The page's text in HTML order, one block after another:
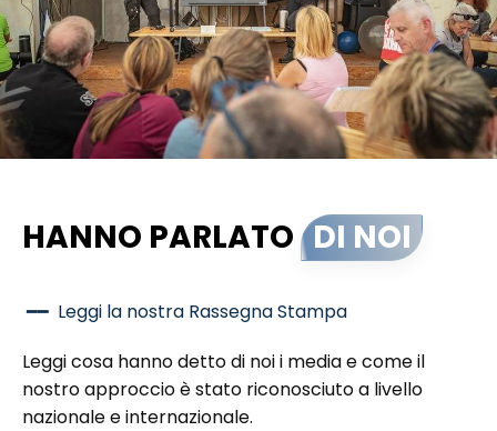
HANNO PARLATO DI NOI
━━ Leggi la nostra Rassegna Stampa
Leggi cosa hanno detto di noi i media e come il
nostro approccio è stato riconosciuto a livello
nazionale e internazionale.